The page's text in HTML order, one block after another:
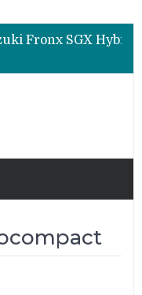
Beli Mobil Jangan Cuma Lihat Cicilan, TAF dan OJK Tekankan Pentingnya Literasi Keuangan
Beli Mobil Jangan Cuma Lihat Cicilan, TAF dan OJK Tekankan Pentingnya Literasi Keuangan